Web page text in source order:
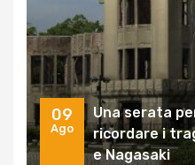
09
Ago
Una serata
ricordare i
e Nagasaki